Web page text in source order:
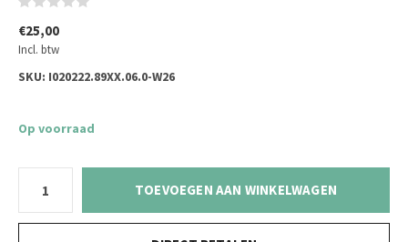
€25,00
Incl. btw
SKU: I020222.89XX.06.0-W26
Op voorraad
TOEVOEGEN AAN WINKELWAGEN